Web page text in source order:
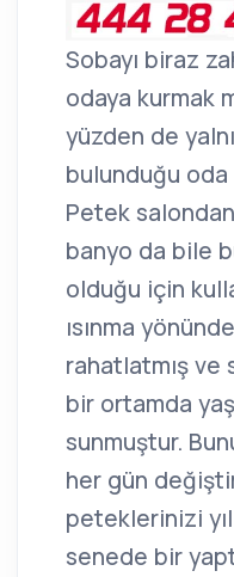
Sobayı biraz
odaya kurmak
yüzden de
bulunduğu oda
Petek
banyo da bile
olduğu için
ısınma
rahatlatmış ve
bir ortamda
sunmuştur.
her gün
peteklerinizi
senede bir